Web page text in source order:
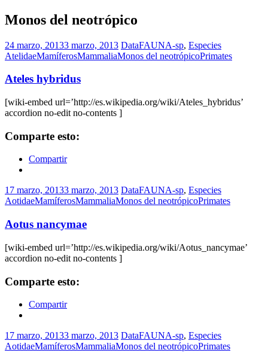
Monos del neotrópico
24 marzo, 20133 marzo, 2013 DataFAUNA-sp, Especies
AtelidaeMamíferosMammaliaMonos del neotrópicoPrimates
Ateles hybridus
[wiki-embed url=’http://es.wikipedia.org/wiki/Ateles_hybridus’
accordion no-edit no-contents ]
Comparte esto:
Compartir
17 marzo, 20133 marzo, 2013 DataFAUNA-sp, Especies
AotidaeMamíferosMammaliaMonos del neotrópicoPrimates
Aotus nancymae
[wiki-embed url=’http://es.wikipedia.org/wiki/Aotus_nancymae’
accordion no-edit no-contents ]
Comparte esto:
Compartir
17 marzo, 20133 marzo, 2013 DataFAUNA-sp, Especies
AotidaeMamíferosMammaliaMonos del neotrópicoPrimates